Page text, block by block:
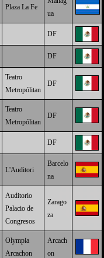
Plaza La Fe
ua
DF
DF
Teatro
Metropólitan
DF
Teatro
Metropólitan
DF
DF
L'Auditori
Barcelo
na
Auditorio
Palacio de
Congresos
Zarago
za
Olympia
Arcachon
Arcach
on